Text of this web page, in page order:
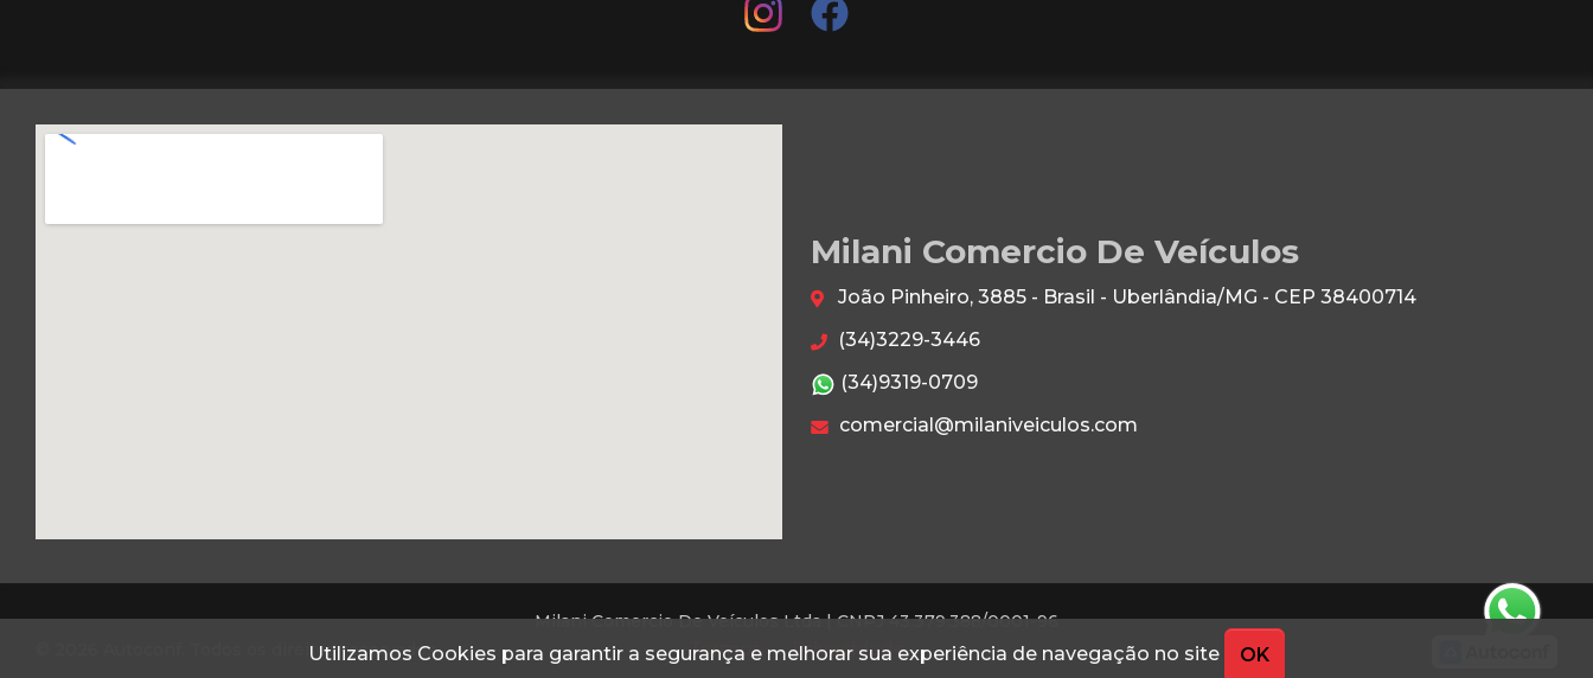
Utilizamos Cookies para garantir a segurança e melhorar sua experiência de navegação no site OK
Milani Comercio De Veículos
João Pinheiro, 3885 - Brasil - Uberlândia/MG - CEP 38400714
(34)3229-3446
(34)9319-0709
comercial@milaniveiculos.com
Milani Comercio De Veículos Ltda |CNPJ 43.379.388/0001-96
© 2026 Autoconf. Todos os direitos reservados.
Termos Privacidade